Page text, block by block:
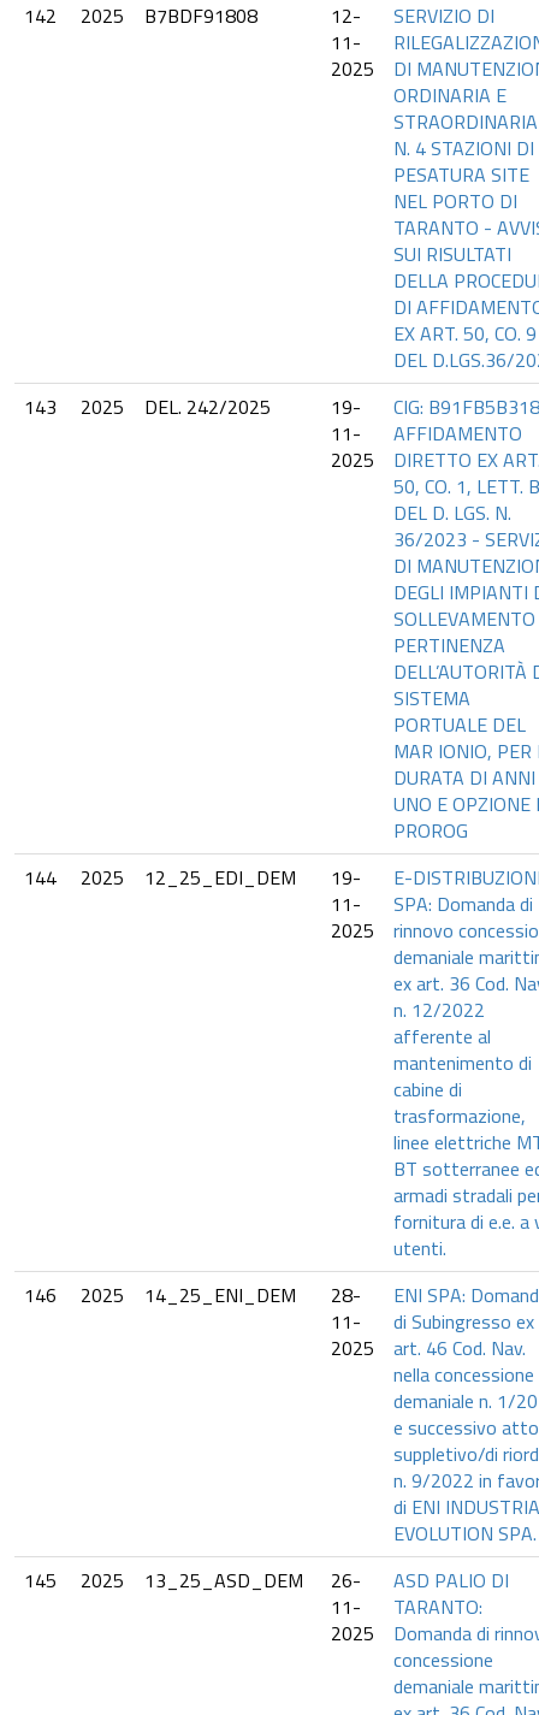
142
2025 B7BDF91808
12-
11-
2025
SERVIZIO DI
DI
ORDINARIA E
N. 4 STAZIONI DI
PESATURA SITE
NEL PORTO DI
TARANTO -
SUI RISULTATI
DELLA
DI
EX ART. 50, CO. 9
DEL D.LGS.36/
143
2025 DEL. 242/2025
19-
11-
2025
CIG:
AFFIDAMENTO
DIRETTO EX
50, CO. 1, LETT.
DEL D. LGS. N.
36/2023 -
DI
DEGLI IMPIANTI
PERTINENZA
DELL’AUTORITÀ
SISTEMA
PORTUALE DEL
MAR IONIO, PER
DURATA DI ANNI
UNO E OPZIONE
PROROG
144
2025 12_25_EDI_DEM
19-
11-
2025
E-
SPA: Domanda di
rinnovo
demaniale
ex art. 36 Cod.
n. 12/2022
afferente al
mantenimento di
cabine di
trasformazione,
linee elettriche
BT sotterranee
armadi stradali
fornitura di e.e. a
utenti.
146
2025 14_25_ENI_DEM
28-
11-
2025
ENI SPA:
di Subingresso ex
art. 46 Cod. Nav.
nella concessione
demaniale n. 1/
e successivo atto
suppletivo/di
n. 9/2022 in
di ENI
EVOLUTION SPA.
145
2025 13_25_ASD_DEM
26-
11-
2025
ASD PALIO DI
TARANTO:
Domanda di
concessione
demaniale